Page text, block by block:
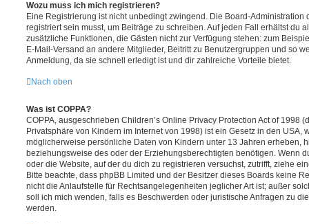
Wozu muss ich mich registrieren?
Eine Registrierung ist nicht unbedingt zwingend. Die Board-Administration
registriert sein musst, um Beiträge zu schreiben. Auf jeden Fall erhältst du
zusätzliche Funktionen, die Gästen nicht zur Verfügung stehen: zum
E-Mail-Versand an andere Mitglieder, Beitritt zu Benutzergruppen und so
Anmeldung, da sie schnell erledigt ist und dir zahlreiche Vorteile bietet.
Nach oben
Was ist COPPA?
COPPA, ausgeschrieben Children’s Online Privacy Protection Act of 1998
Privatsphäre von Kindern im Internet von 1998) ist ein Gesetz in den USA,
möglicherweise persönliche Daten von Kindern unter 13 Jahren erheben,
beziehungsweise des oder der Erziehungsberechtigten benötigen. Wenn
oder die Website, auf der du dich zu registrieren versuchst, zutrifft, ziehe
Bitte beachte, dass phpBB Limited und der Besitzer dieses Boards keine
nicht die Anlaufstelle für Rechtsangelegenheiten jeglicher Art ist; außer
soll ich mich wenden, falls es Beschwerden oder juristische Anfragen zu
werden.